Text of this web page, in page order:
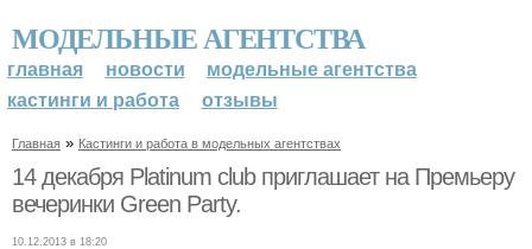
МОДЕЛЬНЫЕ АГЕНТСТВА
главная новости
модельные агентства
кастинги и работа
отзывы
Главная » Кастинги и работа в модельных агентствах
14 декабря Platinum club приглашает на Премьеру
вечеринки Green Party.
10.12.2013 в 18:20